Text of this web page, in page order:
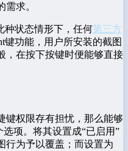
求。
种状态情形下，任何第三方
键功能，用户所安装的截图
，在按下按键时便能够直接
键权限存有担忧，那么能够
选项。将其设置成“已启用”
行为予以覆盖；而设置为